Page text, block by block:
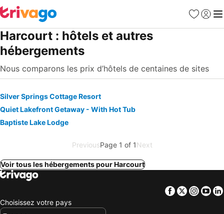
Favoris
Se
Harcourt : hôtels et autres
hébergements
Nous comparons les prix d’hôtels de centaines de sites
Silver Springs Cottage Resort
Quiet Lakefront Getaway - With Hot Tub
Baptiste Lake Lodge
PreviousPage 1 of 1Next
Voir tous les hébergements pour Harcourt
Facebook
Twitter
Choisissez votre pays